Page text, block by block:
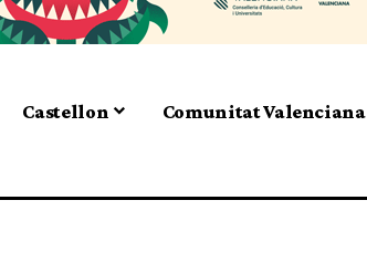
Castellon Comunitat Valenciana